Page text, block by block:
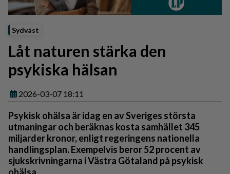
Sydväst
Låt naturen stärka den
psykiska hälsan
2026-03-07 18:11
Psykisk ohälsa är idag en av Sveriges största
utmaningar och beräknas kosta samhället 345
miljarder kronor, enligt regeringens nationella
handlingsplan. Exempelvis beror 52 procent av
sjukskrivningarna i Västra Götaland på psykisk